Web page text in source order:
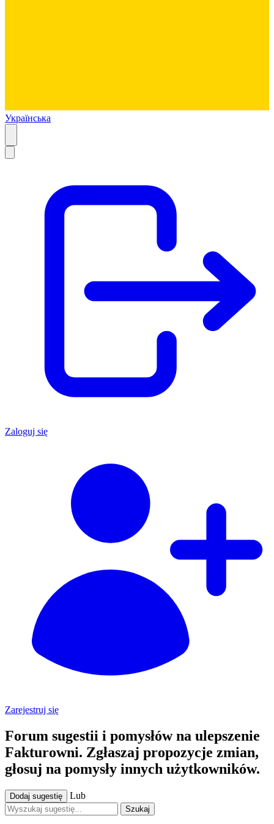
Українська
Zaloguj się
Zarejestruj się
Forum sugestii i pomysłów na ulepszenie
Fakturowni. Zgłaszaj propozycje zmian,
głosuj na pomysły innych użytkowników.
Dodaj sugestię Lub
Szukaj